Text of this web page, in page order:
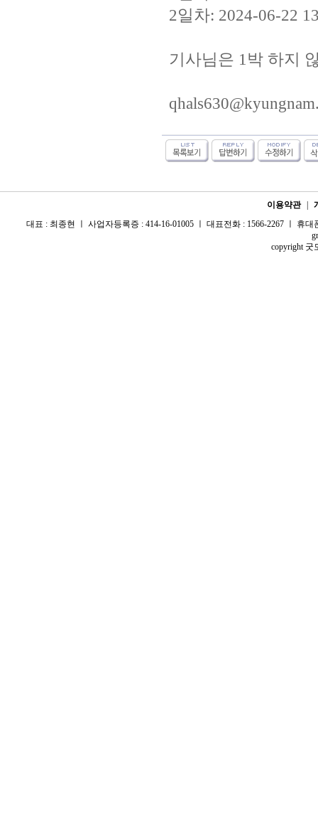
2일차: 2024-06-22
기사님은 1박 하지
이용약관
대표 : 최종현 ㅣ 사업자등록증 : 414-16-01005 ㅣ 대표전화 : 1566-2267 ㅣ 휴
copyright 굿